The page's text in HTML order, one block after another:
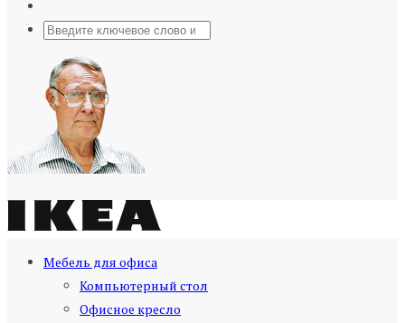
Мебель для офиса
Компьютерный стол
Офисное кресло